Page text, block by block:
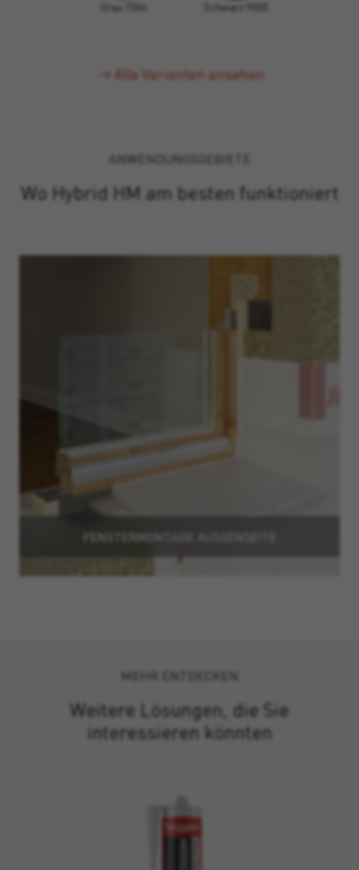
Grau 7004 Schwarz 9005
Alle Varianten ansehen
ANWENDUNGSGEBIETE
Wo Hybrid HM am besten funktioniert
FENSTERMONTAGE AUSSENSEITE
MEHR ENTDECKEN
Weitere Lösungen, die Sie
interessieren könnten